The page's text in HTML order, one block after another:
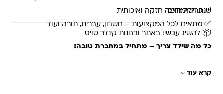
✅ כריכה חומה חזקה ואיכותית
✅ מתאים לכל המקצועות – חשבון, עברית, תורה ועוד
שנת הלימודים
📦 להשיג עכשיו באתר ובחנות קינדר טויס
כל מה שילד צריך – מתחיל במחברת טובה!
קרא עוד